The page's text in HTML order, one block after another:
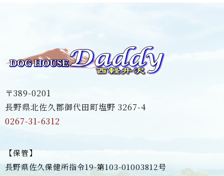
〒389-0201
長野県北佐久郡御代田町塩野 3267-4
0267-31-6312
【保管】
長野県佐久保健所指令19-第103-01003812号